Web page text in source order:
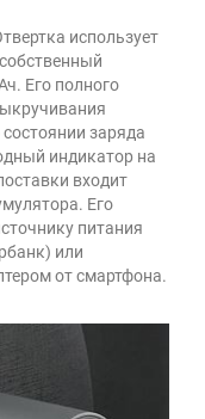
использует
Его полного
заряда
индикатор на
входит
Его
питания
или
от смартфона.